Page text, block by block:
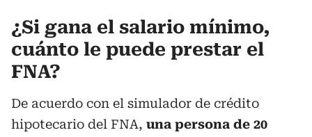
¿Si gana el salario mínimo,
cuánto le puede prestar el
FNA?
De acuerdo con el simulador de crédito
hipotecario del FNA, una persona de 20